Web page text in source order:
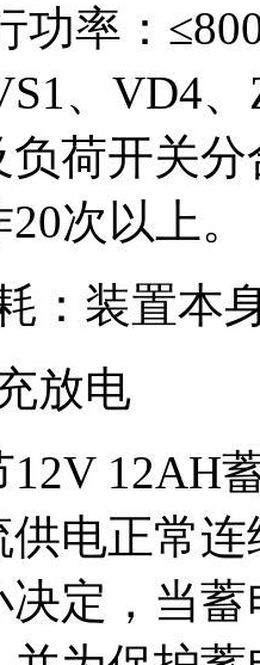
：
VD4、
荷开关
次以上。
：装置本
放电
12V 12AH
供电正常
定，当